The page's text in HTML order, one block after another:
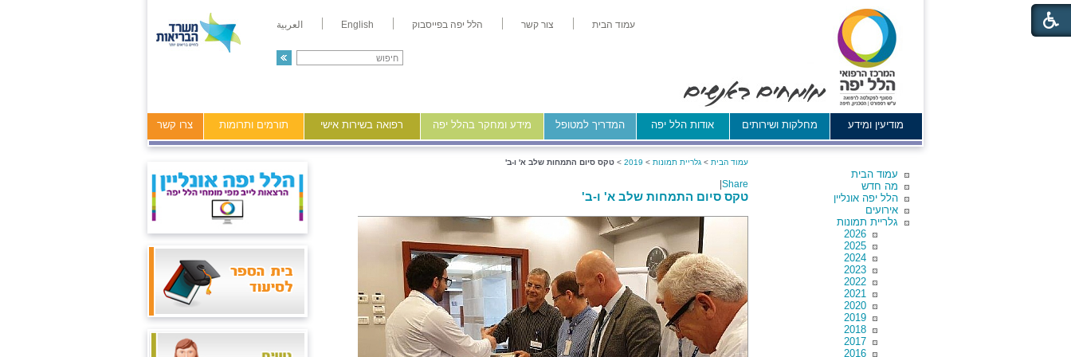
עמוד הבית צור קשר הלל יפה בפייסבוק English العربية
מודיעין ומידע מחלקות ושירותים אודות הלל יפה המדריך למטופל מידע ומחקר בהלל יפה רפואה בשירות אישי תורמים ותרומות צרו קשר
עמוד הבית
מה חדש
הלל יפה אונליין
אירועים
גלריית תמונות
2026
2025
2024
2023
2022
2021
2020
2019
2018
2017
2016
עמוד הבית > גלריית תמונות >
2019
> טקס סיום התמחות שלב א' ו-ב'
Share
טקס סיום התמחות שלב א' ו-ב'